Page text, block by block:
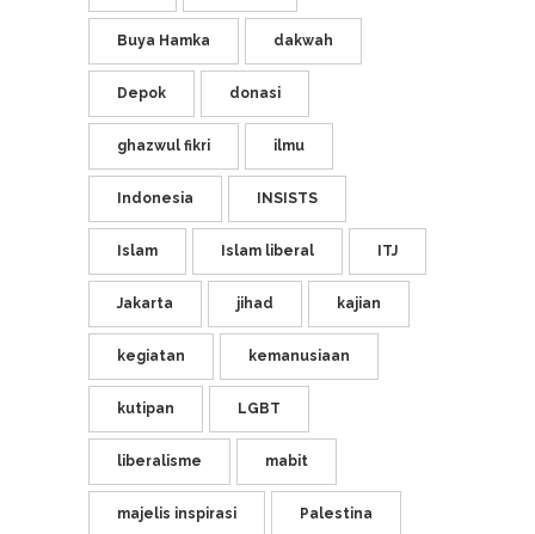
Buya Hamka dakwah
Depok donasi
ghazwul fikri ilmu
Indonesia INSISTS
Islam Islam liberal ITJ
Jakarta jihad kajian
kegiatan kemanusiaan
kutipan LGBT
liberalisme mabit
majelis inspirasi Palestina